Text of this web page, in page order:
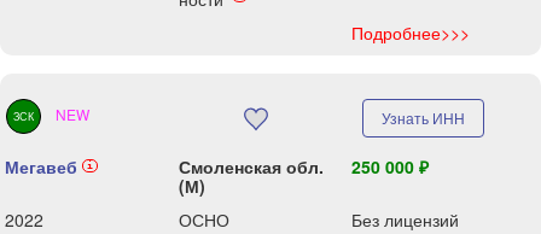
Подробнее>>>
ЗСК NEW Узнать ИНН
Мегавеб i
Смоленская обл.
(М)
250 000 ₽
2022 ОСНО
Без лицензий